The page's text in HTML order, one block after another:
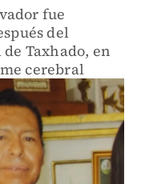
fue
del
Taxhado, en
cerebral